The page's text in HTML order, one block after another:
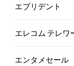
エブリデント
エレコム テレワ
エンタメセール